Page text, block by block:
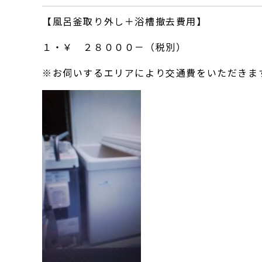
【風呂釜取り外し＋浴槽撤去費用】
１・￥ ２８０００－（税別）
※お伺いするエリアにより交通費をいただきま